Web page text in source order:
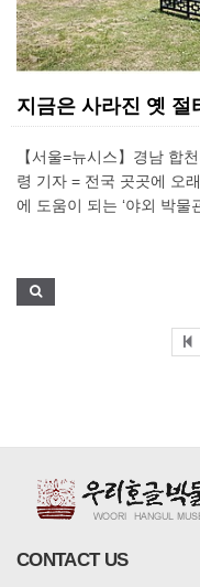
지금은 사라진 옛 절
【서울=뉴시스】경남 합
령 기자 = 전국 곳곳에 오
에 도움이 되는 ‘야외 박물
CONTACT US